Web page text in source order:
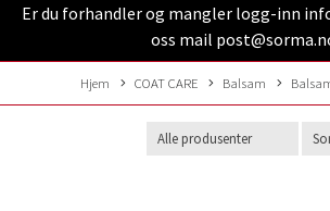
Er du forhandler og mangler logg-inn
oss mail
Hjem COAT CARE Balsam